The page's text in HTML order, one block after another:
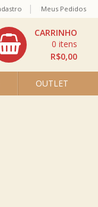
OUTLET
R$0,00
0
Meus Pedidos